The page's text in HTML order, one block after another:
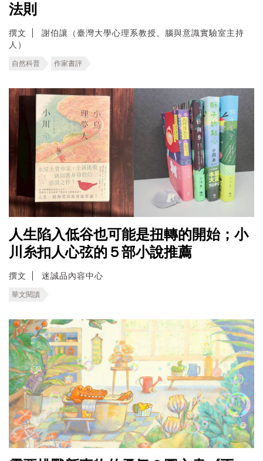
法則
撰文
謝伯讓（臺灣大學心理系教授、腦與意識實驗室主持
人）
自然科普 作家書評
人生陷入低谷也可能是扭轉的開始；小
川糸扣人心弦的５部小說推薦
撰文 迷誠品內容中心
華文閱讀